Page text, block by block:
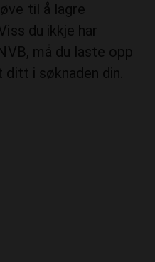
til å lagre
du ikkje har
må du laste opp
i søknaden din.